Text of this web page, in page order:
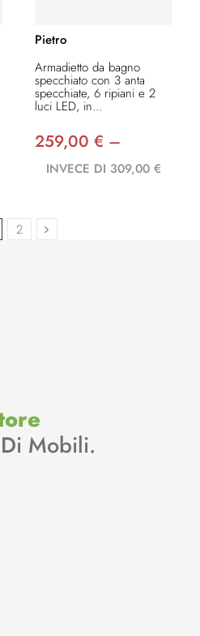
Pietro
Armadietto da bagno
specchiato con 3 anta
specchiate, 6 ripiani e 2
luci LED, in...
259,00 € –
INVECE DI 309,00 €
2
Mobili.